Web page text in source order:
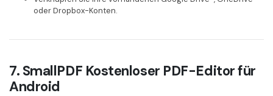
oder Dropbox-Konten.
7. SmallPDF Kostenloser PDF-Editor für
Android